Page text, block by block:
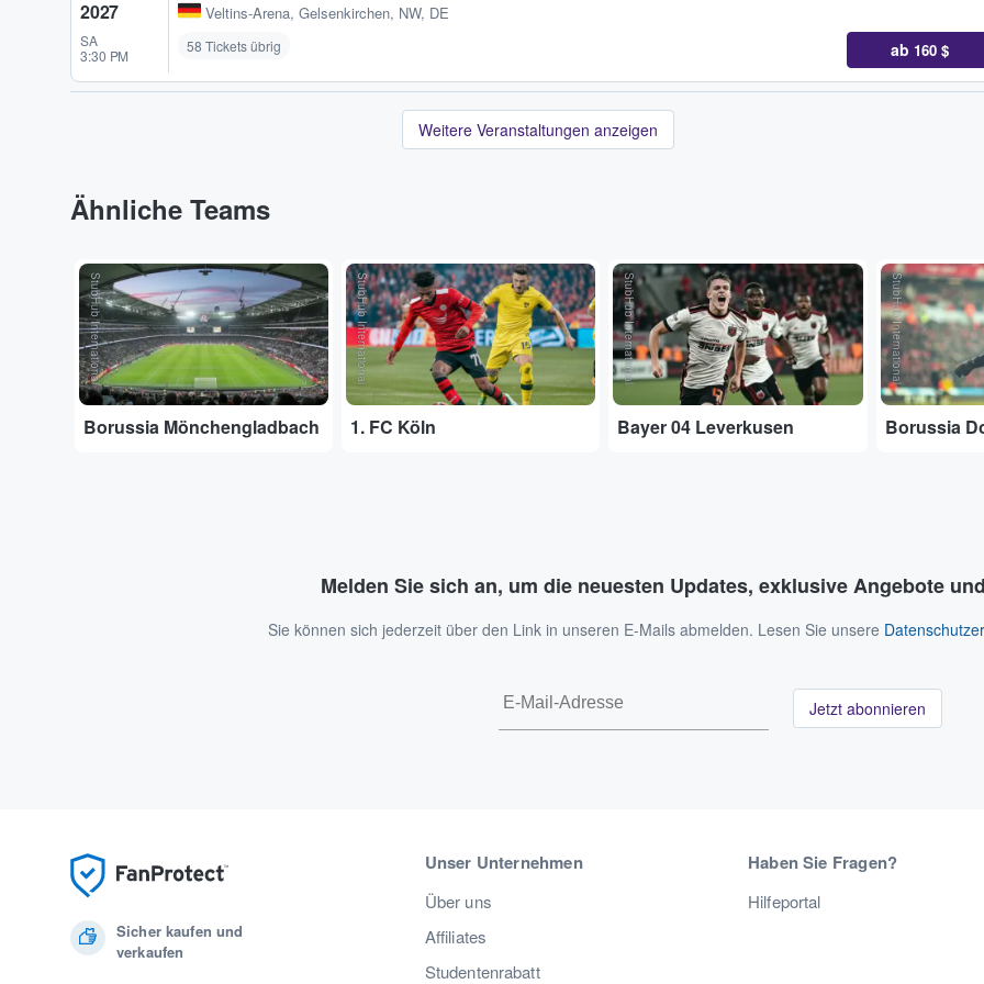
2027
SA
3:30 PM
Veltins-Arena, Gelsenkirchen, NW, DE
58 Tickets übrig ab 160 $
Weitere Veranstaltungen anzeigen
Ähnliche Teams
StubHub International
Borussia Mönchengladbach
StubHub International
1. FC Köln
StubHub International
Bayer 04 Leverkusen
StubHub International
Borussia
Melden Sie sich an, um die neuesten Updates, exklusive Angebote
Sie können sich jederzeit über den Link in unseren E-Mails abmelden. Lesen Sie unsere
Jetzt abonnieren
Sicher kaufen und
verkaufen
Unser Unternehmen
Über uns
Affiliates
Studentenrabatt
Haben Sie Fragen?
Hilfeportal